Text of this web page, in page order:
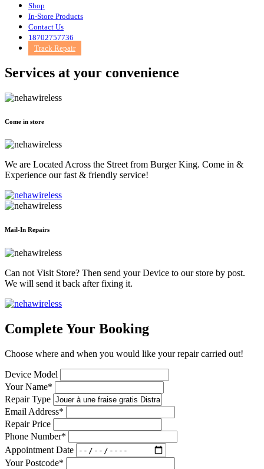
Shop
In-Store Products
Contact Us
18702757736
Track Repair
Services at your convenience
Come in store
We are Located Across the Street from Burger King. Come in &
Experience our fast & friendly service!
Mail-In Repairs
Can not Visit Store? Then send your Device to our store by post.
We will send it back after fixing it.
Complete Your Booking
Choose where and when you would like your repair carried out!
Device Model
Your Name*
Repair Type
Email Address*
Repair Price
Phone Number*
Appointment Date
Your Postcode*